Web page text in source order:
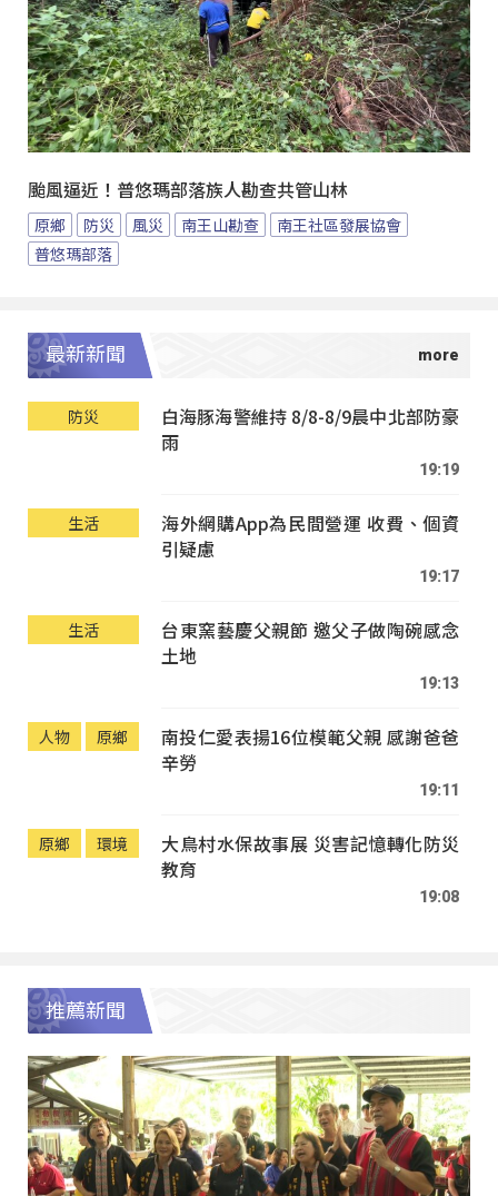
颱風逼近！普悠瑪部落族人勘查共管山林
原鄉 防災 風災 南王山勘查
南王社區發展協會
普悠瑪部落
最新新聞
防災
白海豚海警維持 8/8-8/9晨中北部防豪
雨
19:19
生活
海外網購App為民間營運 收費、個資
引疑慮
19:17
生活
台東窯藝慶父親節 邀父子做陶碗感念
土地
19:13
人物 原鄉
南投仁愛表揚16位模範父親 感謝爸爸
辛勞
19:11
原鄉 環境
大鳥村水保故事展 災害記憶轉化防災
教育
19:08
推薦新聞